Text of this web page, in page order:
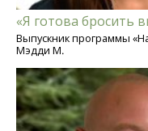
«Я готова бросить
Выпускник программы
Мэдди М.